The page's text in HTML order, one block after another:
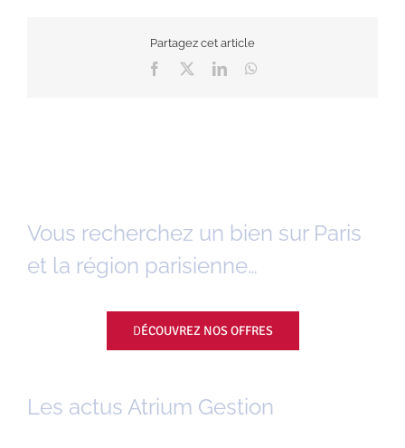
Partagez cet article
Facebook LinkedIn
Vous recherchez un bien sur Paris
et la région parisienne…
DÉCOUVREZ NOS OFFRES
Les actus Atrium Gestion